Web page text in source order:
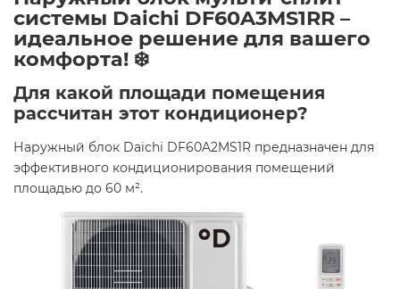
системы Daichi DF60A3MS1RR –
идеальное решение для вашего
комфорта! ❄️
Для какой площади помещения
рассчитан этот кондиционер?
Наружный блок Daichi DF60A2MS1R предназначен для
эффективного кондиционирования помещений
площадью до 60 м². ​